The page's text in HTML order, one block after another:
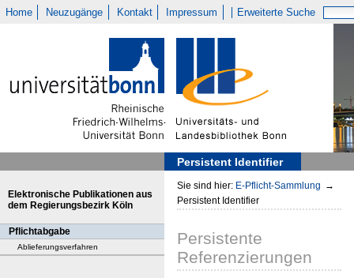
Home Neuzugänge Kontakt Impressum Erweiterte Suche
Persistent Identifier
Elektronische Publikationen aus
dem Regierungsbezirk Köln
Pflichtabgabe
Ablieferungsverfahren
Sie sind hier: E-Pflicht-Sammlung →
Persistent Identifier
Persistente
Referenzierungen